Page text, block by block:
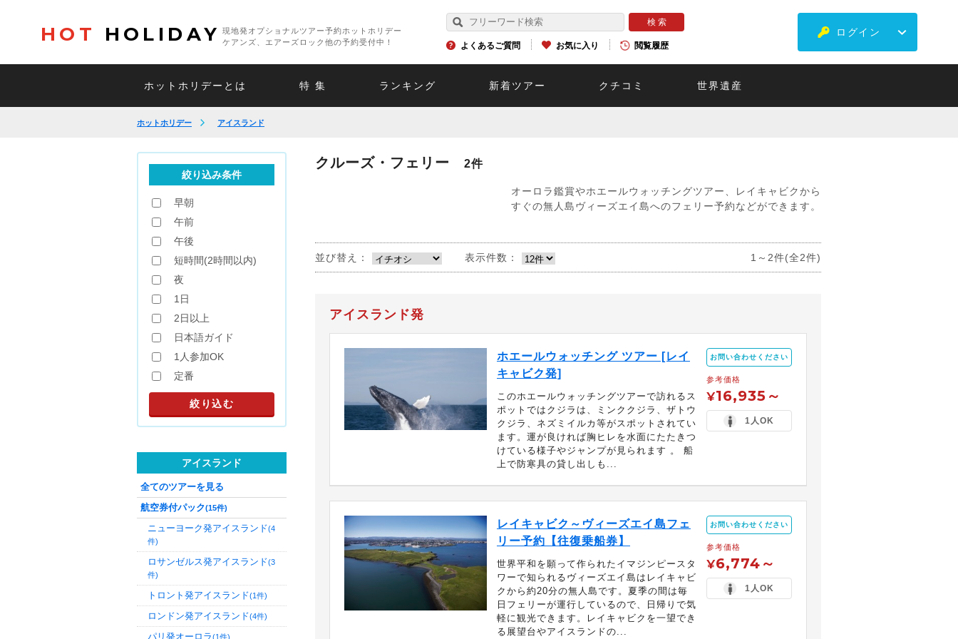
HOT HOLIDAY
現地発オプショナルツアー予約ホットホリデー
ケアンズ、エアーズロック他の予約受付中！
よくあるご質問 お気に入り 閲覧履歴
ログイン
ホットホリデーとは 特 集 ランキング 新着ツアー クチコミ 世界遺産
ホットホリデー アイスランド
クルーズ・フェリー 2件
オーロラ鑑賞やホエールウォッチングツアー、レイキャビクから
すぐの無人島ヴィーズエイ島へのフェリー予約などができます。
並び替え： 表示件数： 1～2件(全2件)
アイスランド発
ホエールウォッチング ツアー [レイ
キャビク発]
このホエールウォッチングツアーで訪れるス
ポットではクジラは、ミンククジラ、ザトウ
クジラ、ネズミイルカ等がスポットされてい
ます。運が良ければ胸ヒレを水面にたたきつ
けている様子やジャンプが見られます 。 船
上で防寒具の貸し出しも...
お問い合わせください
参考価格
¥16,935～
1人OK
レイキャビク～ヴィーズエイ島フェ
リー予約【往復乗船券】
世界平和を願って作られたイマジンピースタ
ワーで知られるヴィーズエイ島はレイキャビ
クから約20分の無人島です。夏季の間は毎
日フェリーが運行しているので、日帰りで気
軽に観光できます。レイキャビクを一望でき
る展望台やアイスランドの...
お問い合わせください
参考価格
¥6,774～
1人OK
絞り込み条件
早朝
午前
午後
短時間(2時間以内)
夜
1日
2日以上
日本語ガイド
1人参加OK
定番
アイスランド
全てのツアーを見る
航空券付パック(15件)
ニューヨーク発アイスランド(4
件)
ロサンゼルス発アイスランド(3
件)
トロント発アイスランド(1件)
ロンドン発アイスランド(4件)
パリ発オーロラ(1件)